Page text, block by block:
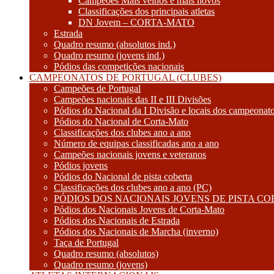
Classificações dos principais atletas
DN Jovem – CORTA-MATO
Estrada
Quadro resumo (absolutos ind.)
Quadro resumo (jovens ind.)
Pódios das competições nacionais
CAMPEONATOS DE PORTUGAL (CLUBES)
Campeões de Portugal
Campeões nacionais das II e III Divisões
Pódios do Nacional da I Divisão e locais dos
Pódios do Nacional de Corta-Mato
Classificações dos clubes ano a ano
Número de equipas classificadas ano a ano
Campeões nacionais jovens e veteranos
Pódios jovens
Pódios do Nacional de pista coberta
Classificações dos clubes ano a ano (PC)
PÓDIOS DOS NACIONAIS JOVENS DE PISTA
Pódios dos Nacionais Jovens de Corta-Mato
Pódios dos Nacionais de Estrada
Pódios dos Nacionais de Marcha (inverno)
Taça de Portugal
Quadro resumo (absolutos)
Quadro resumo (jovens)